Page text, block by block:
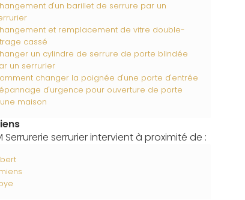
d'un barillet de serrure par un
et remplacement de vitre double-
cassé
un cylindre de serrure de porte blindée
un serrurier
changer la poignée d'une porte d'entrée
d'urgence pour ouverture de porte
maison
Serrurerie serrurier intervient à proximité de :